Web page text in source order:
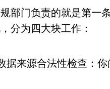
部门负责的就是第一
分为四大块工作：
据来源合法性检查：